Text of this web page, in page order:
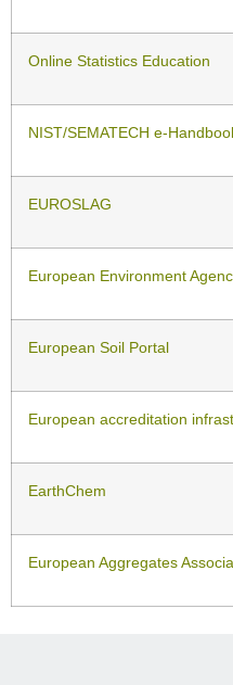
Online Statistics Education
NIST/SEMATECH e-
EUROSLAG
European Environment
European Soil Portal
European accreditation
EarthChem
European Aggregates